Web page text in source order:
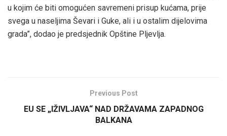
u kojim će biti omogućen savremeni prisup kućama, prije
svega u naseljima Ševari i Guke, ali i u ostalim dijelovima
grada”, dodao je predsjednik Opštine Pljevlja.
Previous Post
EU SE „IŽIVLJAVA“ NAD DRŽAVAMA ZAPADNOG
BALKANA